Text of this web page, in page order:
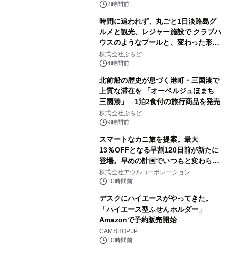
2時間前
時間に追われず、丸ごと1日淡路島グ
ルメと観光、レジャー施設で クラブハ
ウスのようなプールと、変わった形の
サウナも 「THE BOXY AWAJI」のお
得な素泊まり連泊プランで
株式会社ぷらど
4時間前
北前船の歴史が息づく港町・三国湊で
上質な滞在を 「オーベルジュほまち
三國湊」 1泊2食付の旅行商品を発売
株式会社ぷらど
9時間前
スマートなカニ旅を提案。最大
13％OFFとなる早割120日前が新たに
登場。早めの計画でいつもと変わらぬ
大人の冬旅を。ー夕日ヶ浦温泉「佳松
苑 別邸ふうか」ー
株式会社アウルコーポレーション
10時間前
デスクにハイエースがやってきた。
「ハイエース型ふせんホルダー」
Amazonで予約販売開始
CAMSHOP.JP
10時間前